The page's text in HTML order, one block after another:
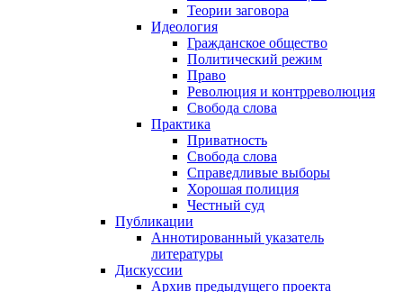
Теории заговора
Идеология
Гражданское общество
Политический режим
Право
Революция и контрреволюция
Свобода слова
Практика
Приватность
Свобода слова
Справедливые выборы
Хорошая полиция
Честный суд
Публикации
Аннотированный указатель
литературы
Дискуссии
Архив предыдущего проекта